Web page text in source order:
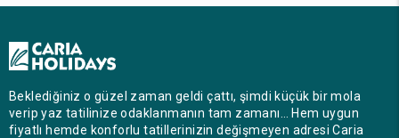
Beklediğiniz o güzel zaman geldi çattı, şimdi küçük bir mola
verip yaz tatilinize odaklanmanın tam zamanı… Hem uygun
fiyatlı hemde konforlu tatillerinizin değişmeyen adresi Caria